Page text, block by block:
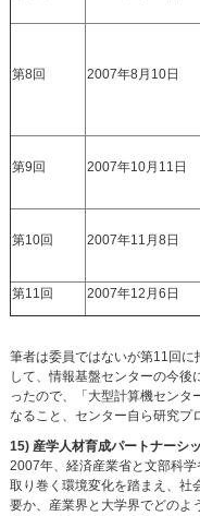
第8回 2007年8月10日
第9回 2007年10月11日
第10回 2007年11月8日
第11回 2007年12月6日
筆者は委員ではないが第11回
して、情報基盤センターの今
ったので、「大型計算機セン
なること、センター自ら研究プ
15) 産学人材育成パートナーシ
2007年、経済産業省と文部科
取り巻く環境変化を踏まえ、社
要か、産業界と大学界でどのよ